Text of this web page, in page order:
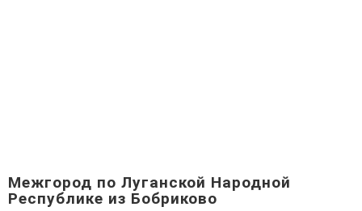
Межгород по Луганской Народной
Республике из Бобриково